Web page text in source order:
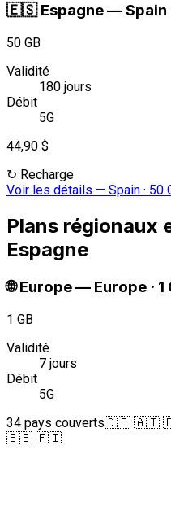
🇪🇸 Espagne—Spain
50 GB
Validité
180 jours
Débit
5G
44,90 $
↻ Recharge
Voir les détails — Spain · 50
Plans régionaux
Espagne
🌐 Europe— Europe · 1
1 GB
Validité
7 jours
Débit
5G
34 pays couverts🇩🇪 🇦🇹
🇪🇪 🇫🇮